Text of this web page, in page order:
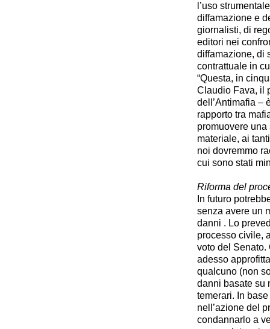
l’uso
diffamazione e
giornalisti, di
editori nei
diffamazione, di
contrattuale in
“Questa, in
Claudio Fava, il
dell’Antimafia –
rapporto tra
promuovere una
materiale, ai
noi dovremmo
cui sono stati
Riforma del
In futuro
senza avere un
danni . Lo
processo civile,
voto del Senato.
adesso
qualcuno (non
danni basate su
temerari. In
nell’azione del
condannarlo a